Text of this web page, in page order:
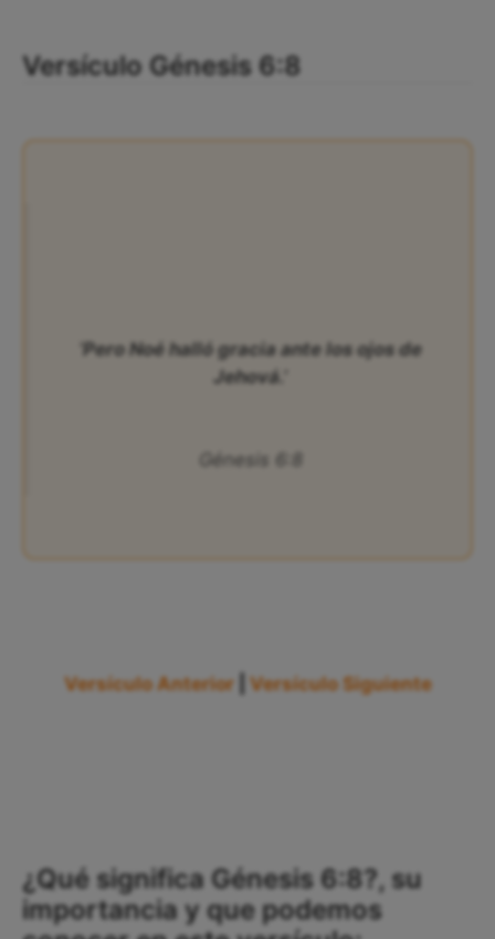
Versículo Génesis 6:8
‘Pero Noé halló gracia ante los ojos de
Jehová.’
Génesis 6:8
Versículo Anterior Versículo Siguiente
¿Qué significa Génesis 6:8?, su
importancia y que podemos